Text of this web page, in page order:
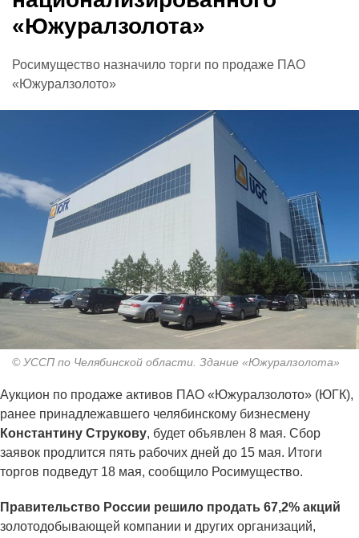
«Южуралзолота»
Росимущество назначило торги по продаже ПАО
«Южуралзолото»
© УССП по Челябинской области. Здание «Южуралзолота»
Аукцион по продаже активов ПАО «Южуралзолото» (ЮГК),
ранее принадлежавшего челябинскому бизнесмену
Константину Струкову, будет объявлен 8 мая. Сбор
заявок продлится пять рабочих дней до 15 мая. Итоги
торгов подведут 18 мая, сообщило Росимущество.
Правительство России решило продать 67,2% акций
золотодобывающей компании и других организаций,